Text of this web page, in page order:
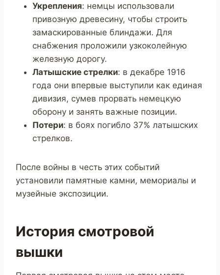
Укрепления: немцы использовали
привозную древесину, чтобы строить
замаскированные блиндажи. Для
снабжения проложили узкоколейную
железную дорогу.
Латышские стрелки: в декабре 1916
года они впервые выступили как единая
дивизия, сумев прорвать немецкую
оборону и занять важные позиции.
Потери: в боях погибло 37% латышских
стрелков.
После войны в честь этих событий
установили памятные камни, мемориалы и
музейные экспозиции.
История смотровой
вышки